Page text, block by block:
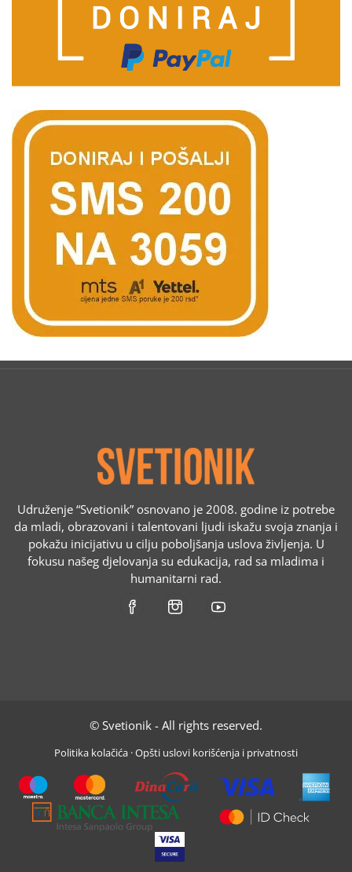
Udruženje “Svetionik” osnovano je 2008. godine iz potrebe
da mladi, obrazovani i talentovani ljudi iskažu svoja znanja i
pokažu inicijativu u cilju poboljšanja uslova življenja. U
fokusu našeg djelovanja su edukacija, rad sa mladima i
humanitarni rad.
© Svetionik - All rights reserved.
Politika kolačića ·Opšti uslovi korišćenja i privatnosti